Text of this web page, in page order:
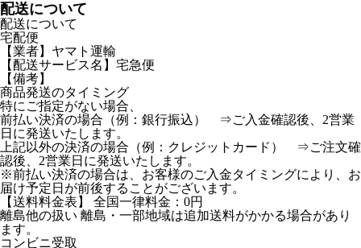
配送について
配送について
宅配便
【業者】ヤマト運輸
【配送サービス名】宅急便
【備考】
商品発送のタイミング
特にご指定がない場合、
前払い決済の場合（例：銀行振込） ⇒ご入金確認後、2営業
日に発送いたします。
上記以外の決済の場合（例：クレジットカード） ⇒ご注文確
認後、2営業日に発送いたします。
※前払い決済の場合は、お客様のご入金タイミングにより、お
届け予定日が前後することがございます。
【送料料金表】 全国一律料金：0円
離島他の扱い 離島・一部地域は追加送料がかかる場合があり
ます。
コンビニ受取